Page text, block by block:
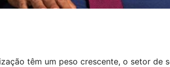
têm um peso crescente, o setor de